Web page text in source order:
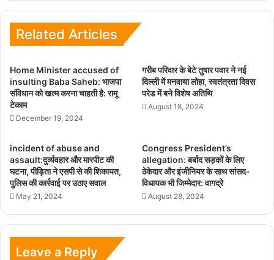
Related Articles
Home Minister accused of
insulting Baba Saheb: भाजपा
संविधान को खत्म करना चाहती है: रामू
टेकाम
December 19, 2024
गरीब परिवार के बेटे तुषार पवार ने नई
दिल्ली में मनवाया लोहा, स्वतंत्रता दिवस
परेड में बने विशेष अतिथि
August 18, 2024
incident of abuse and
assault:दुर्व्यवहार और मारपीट की
घटना, पीड़िता ने एसपी से की शिकायत,
पुलिस की कार्रवाई पर उठाए सवाल
May 21, 2024
Congress President’s
allegation: बर्बाद सड़कों के लिए
ठेकेदार और इंजीनियर के साथ सांसद-
विधायक भी जिम्मेदार: वागद्रे
August 28, 2024
Leave a Reply